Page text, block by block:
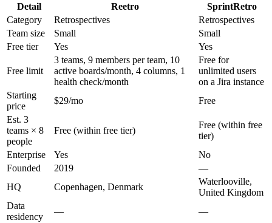
Detail
Reetro
SprintRetro
Category
Retrospectives
Retrospectives
Team size
Small
Small
Free tier
Yes Yes
Free limit
3 teams, 9 members per team, 10
active boards/month, 4 columns, 1
health check/month
Free for
unlimited users
on a Jira instance
Starting
price
$29/mo
Free
Est. 3
teams × 8
people
Free (within free tier)
Free (within free
tier)
Enterprise
Yes
No
Founded
2019
—
HQ
Copenhagen, Denmark
Waterlooville,
United Kingdom
Data
residency
—
—